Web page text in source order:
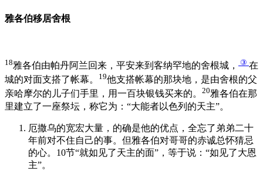
雅各伯移居舍根
18雅各伯由帕丹阿兰回来，平安来到客纳罕地的舍根城， ③ 在
城的对面支搭了帐幕。
19他支搭帐幕的那块地，是由舍根的父
亲哈摩尔的儿子们手里，用一百块银钱买来的。 20雅各伯在那
里建立了一座祭坛，称它为：“大能者以色列的天主”。
厄撒乌的宽宏大量，的确是他的优点，全忘了弟弟二十
年前对不住自己的事。但雅各伯对哥哥的赤诚总怀猜忌
的心。10节“就如见了天主的面”，等于说：“如见了大恩
主”。